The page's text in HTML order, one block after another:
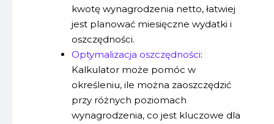
kwotę wynagrodzenia netto, łatwiej
jest planować miesięczne wydatki i
oszczędności.
Optymalizacja oszczędności:
Kalkulator może pomóc w
określeniu, ile można zaoszczędzić
przy różnych poziomach
wynagrodzenia, co jest kluczowe dla